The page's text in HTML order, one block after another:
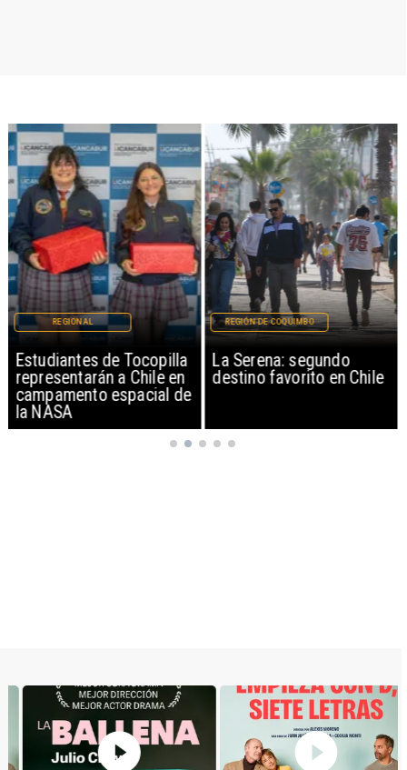
Estudiantes de Tocopilla
representarán a Chile en
campamento espacial de
la NASA
REGIONAL
La Serena: segundo
destino favorito en Chile
REGIÓN DE COQUIMBO